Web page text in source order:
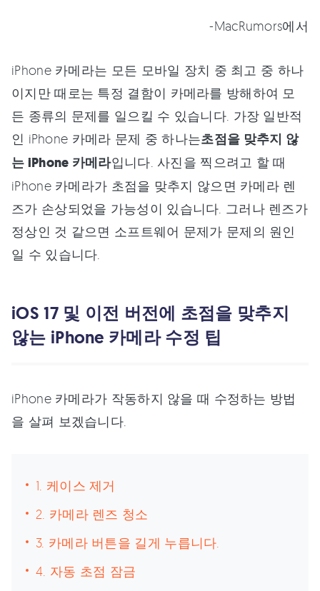
-MacRumors에서
iPhone 카메라는 모든 모바일 장치 중 최고 중 하나
이지만 때로는 특정 결함이 카메라를 방해하여 모
든 종류의 문제를 일으킬 수 있습니다. 가장 일반적
인 iPhone 카메라 문제 중 하나는초점을 맞추지 않
는 iPhone 카메라입니다. 사진을 찍으려고 할 때
iPhone 카메라가 초점을 맞추지 않으면 카메라 렌
즈가 손상되었을 가능성이 있습니다. 그러나 렌즈가
정상인 것 같으면 소프트웨어 문제가 문제의 원인
일 수 있습니다.
iOS 17 및 이전 버전에 초점을 맞추지
않는 iPhone 카메라 수정 팁
iPhone 카메라가 작동하지 않을 때 수정하는 방법
을 살펴 보겠습니다.
1. 케이스 제거
2. 카메라 렌즈 청소
3. 카메라 버튼을 길게 누릅니다.
4. 자동 초점 잠금